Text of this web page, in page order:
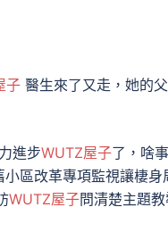
子 醫生來了又走，她的
力進步WUTZ屋子了，啥事
區改革專項監視讓棲
WUTZ屋子問清楚主題